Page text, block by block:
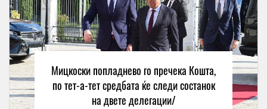
Мицкоски попладнево го пречека Кошта,
по тет-а-тет средбата ќе следи состанок
на двете делегации/